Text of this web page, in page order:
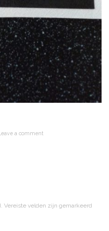
Leave a comment
Vereiste velden zijn gemarkeerd